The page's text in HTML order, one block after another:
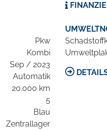
Pkw
Kombi
Sep / 2023
Automatik
20.000 km
5
Blau
Zentrallager